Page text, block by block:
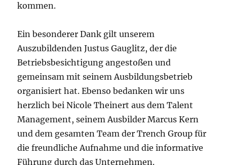
kommen.
Ein besonderer Dank gilt unserem
Auszubildenden Justus Gauglitz, der die
Betriebsbesichtigung angestoßen und
gemeinsam mit seinem Ausbildungsbetrieb
organisiert hat. Ebenso bedanken wir uns
herzlich bei Nicole Theinert aus dem Talent
Management, seinem Ausbilder Marcus Kern
und dem gesamten Team der Trench Group für
die freundliche Aufnahme und die informative
Führung durch das Unternehmen.